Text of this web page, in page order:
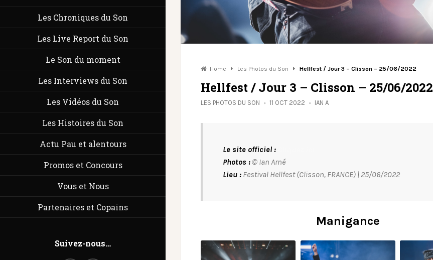
Les Chroniques du Son
Les Live Report du Son
Le Son du moment
Les Interviews du Son
Les Vidéos du Son
Les Histoires du Son
Actu Pau et alentours
Promos et Concours
Vous et Nous
Partenaires et Copains
Suivez-nous…
Home Les Photos du Son Hellfest / Jour 3 – Clisson – 25/06/2022
Hellfest / Jour 3 – Clisson – 25/06/2022
LES PHOTOS DU SON 11 OCT 2022 IAN A
Le site officiel :
Photos :© Ian Arné
Lieu : Festival Hellfest (Clisson, FRANCE) | 25/06/2022
Manigance